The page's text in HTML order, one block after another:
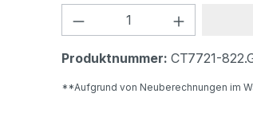
Produkt Anzahl:
Produktnummer: CT7721-
**Aufgrund von Neuberechnungen im